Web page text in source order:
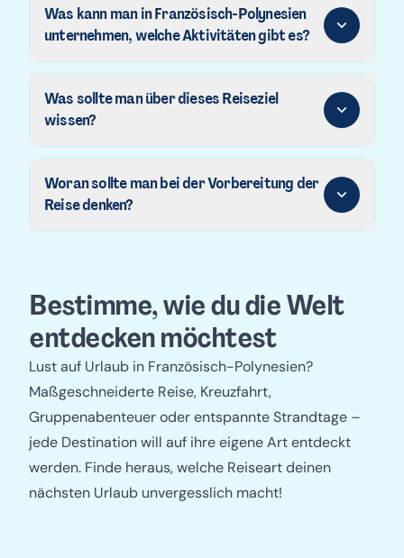
Was kann man in Französisch-Polynesien
unternehmen, welche Aktivitäten gibt es?
Was sollte man über dieses Reiseziel
wissen?
Woran sollte man bei der Vorbereitung der
Reise denken?
Bestimme, wie du die Welt
entdecken möchtest
Lust auf Urlaub in Französisch-Polynesien?
Maßgeschneiderte Reise, Kreuzfahrt,
Gruppenabenteuer oder entspannte Strandtage –
jede Destination will auf ihre eigene Art entdeckt
werden. Finde heraus, welche Reiseart deinen
nächsten Urlaub unvergesslich macht!